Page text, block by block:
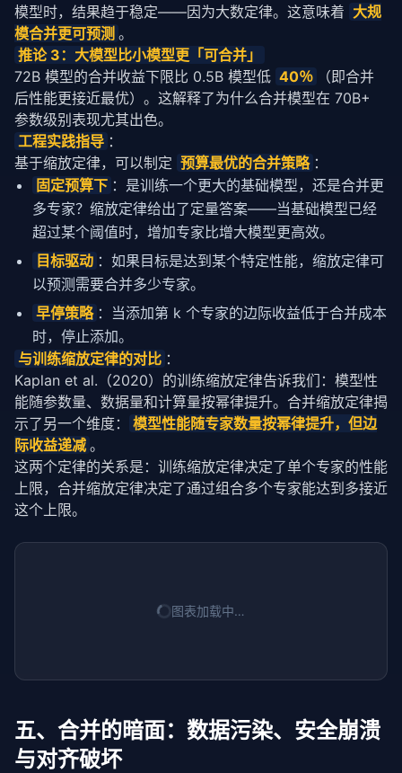
模型时，结果趋于稳定——因为大数定律。这意味着 大规
模合并更可预测 。
推论 3：大模型比小模型更「可合并」
72B 模型的合并收益下限比 0.5B 模型低 40％
（即合并
后性能更接近最优）。这解释了为什么合并模型在 70B+
参数级别表现尤其出色。
工程实践指导 ：
基于缩放定律，可以制定 预算最优的合并策略 ：
固定预算下 ：是训练一个更大的基础模型，还是合并更
多专家？缩放定律给出了定量答案——当基础模型已经
超过某个阈值时，增加专家比增大模型更高效。
目标驱动 ：如果目标是达到某个特定性能，缩放定律可
以预测需要合并多少专家。
早停策略 ：当添加第 k 个专家的边际收益低于合并成本
时，停止添加。
与训练缩放定律的对比 ：
Kaplan et al.（2020）的训练缩放定律告诉我们：模型性
能随参数量、数据量和计算量按幂律提升。合并缩放定律揭
示了另一个维度：
模型性能随专家数量按幂律提升，但边
际收益递减 。
这两个定律的关系是：训练缩放定律决定了单个专家的性能
上限，合并缩放定律决定了通过组合多个专家能达到多接近
这个上限。
图表加载中…
五、合并的暗面：数据污染、安全崩溃
与对齐破坏